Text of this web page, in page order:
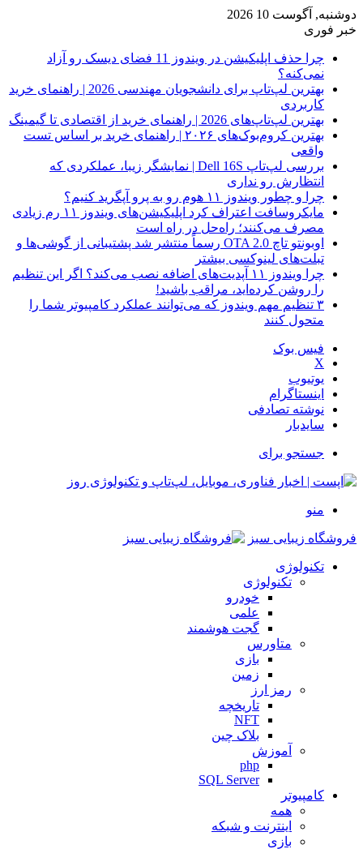
دوشنبه, آگوست 10 2026
خبر فوری
چرا حذف اپلیکیشن در ویندوز 11 فضای دیسک رو آزاد
نمی‌کنه؟
بهترین لپ‌تاپ برای دانشجویان مهندسی 2026 | راهنمای خرید
کاربردی
بهترین لپ‌تاپ‌های 2026 | راهنمای خرید از اقتصادی تا گیمینگ
بهترین کروم‌بوک‌های ۲۰۲۶ | راهنمای خرید بر اساس تست
واقعی
بررسی لپ‌تاپ Dell 16S | نمایشگر زیبا، عملکردی که
انتظارش رو نداری
چرا و چطور ویندوز ۱۱ هوم رو به پرو آپگرید کنیم؟
مایکروسافت اعتراف کرد اپلیکیشن‌های ویندوز ۱۱ رم زیادی
مصرف می‌کنند؛ راه‌حل در راه است
اوبونتو تاچ OTA 2.0 رسماً منتشر شد پشتیبانی از گوشی‌ها و
تبلت‌های لینوکسی بیشتر
چرا ویندوز ۱۱ آپدیت‌های اضافه نصب می‌کند؟ اگر این تنظیم
را روشن کرده‌اید، مراقب باشید!
۳ تنظیم مهم ویندوز که می‌توانند عملکرد کامپیوتر شما را
متحول کنند
فیس بوک
X
یوتیوب
اینستاگرام
نوشته تصادفی
سایدبار
جستجو برای
منو
فروشگاه زیبایی سبز
تکنولوژی
تکنولوژی
خودرو
علمی
گجت هوشمند
متاورس
بازی
زمین
رمز ارز
تاریخچه
NFT
بلاک چین
آموزش
php
SQL Server
کامپیوتر
همه
اینترنت و شبکه
بازی